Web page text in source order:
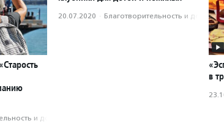
и доброволь­чест­во
20.07.2020 · Благотвори­тель­ность и
в